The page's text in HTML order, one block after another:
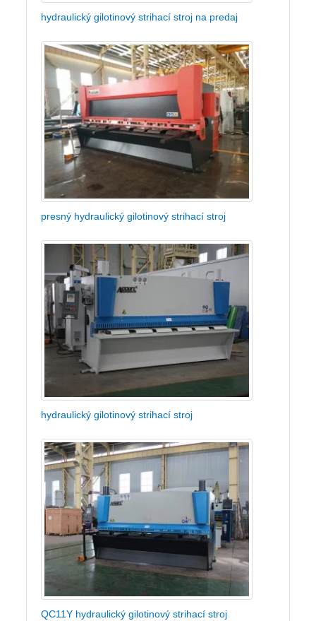
hydraulický gilotinový strihací stroj na predaj
presný hydraulický gilotinový strihací stroj
hydraulický gilotinový strihací stroj
QC11Y hydraulický gilotinový strihací stroj